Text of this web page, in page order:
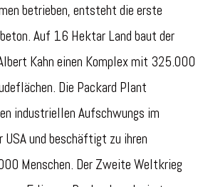
betrieben, entsteht die erste
Auf 16 Hektar Land baut der
Kahn einen Komplex mit 325.000
Die Packard Plant
industriellen Aufschwungs im
und beschäftigt zu ihren
Menschen. Der Zweite Weltkrieg